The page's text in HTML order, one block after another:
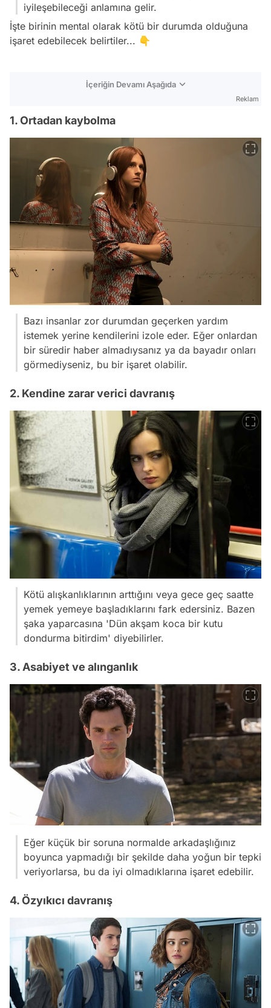
iyileşebileceği anlamına gelir.
İşte birinin mental olarak kötü bir durumda olduğuna
işaret edebilecek belirtiler... 👇
İçeriğin Devamı Aşağıda
Reklam
1. Ortadan kaybolma
Bazı insanlar zor durumdan geçerken yardım
istemek yerine kendilerini izole eder. Eğer onlardan
bir süredir haber almadıysanız ya da bayadır onları
görmediyseniz, bu bir işaret olabilir.
2. Kendine zarar verici davranış
Kötü alışkanlıklarının arttığını veya gece geç saatte
yemek yemeye başladıklarını fark edersiniz. Bazen
şaka yaparcasına 'Dün akşam koca bir kutu
dondurma bitirdim' diyebilirler.
3. Asabiyet ve alınganlık
Eğer küçük bir soruna normalde arkadaşlığınız
boyunca yapmadığı bir şekilde daha yoğun bir tepki
veriyorlarsa, bu da iyi olmadıklarına işaret edebilir.
4. Özyıkıcı davranış